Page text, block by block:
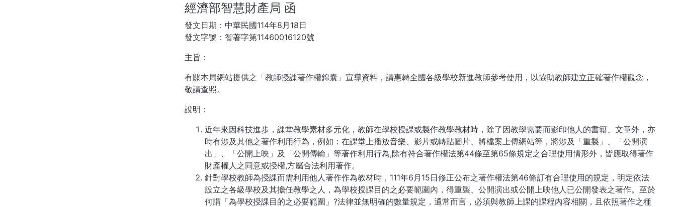
經濟部智慧財產局 函
發文日期：中華民國114年8月18日
發文字號：智著字第11460016120號
主旨：
有關本局網站提供之「教師授課著作權錦囊」宣導資料，請惠轉全國各級學校新進教師參考使用，以協助教師建立正確著作權觀念，
敬請查照。
說明：
近年來因科技進步，課堂教學素材多元化，教師在學校授課或製作教學教材時，除了因教學需要而影印他人的書籍、文章外，亦
時有涉及其他之著作利用行為，例如：在課堂上播放音樂、影片或轉貼圖片、將檔案上傳網站等，將涉及「重製」、「公開演
出」、「公開上映」及「公開傳輸」等著作利用行為,除有符合著作權法第44條至第65條規定之合理使用情形外，皆應取得著作
財產權人之同意或授權,方屬合法利用著作。
針對學校教師為授課而需利用他人著作作為教材時，111年6月15日修正公布之著作權法第46條訂有合理使用的規定，明定依法
設立之各級學校及其擔任教學之人，為學校授課目的之必要範圍內，得重製、公開演出或公開上映他人已公開發表之著作。至於
何謂「為學校授課目的之必要範圍」?法律並無明確的數量規定，通常而言，必須與教師上課的課程內容相關，且依照著作之種